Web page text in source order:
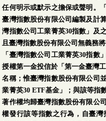
任何明示或默示之擔保或聲明。
臺灣指數股份有限公司編製及計
灣指數公司工業菁英30指數」及
且臺灣指數股份有限公司無義務
「臺灣指數公司工業菁英30指數
授權第一金投信於「第一金臺灣
名稱；惟臺灣指數股份有限公司
業菁英30 ETF基金」；與該等指
著作權均歸臺灣指數股份有限公
權發行該等指數之行為，自臺